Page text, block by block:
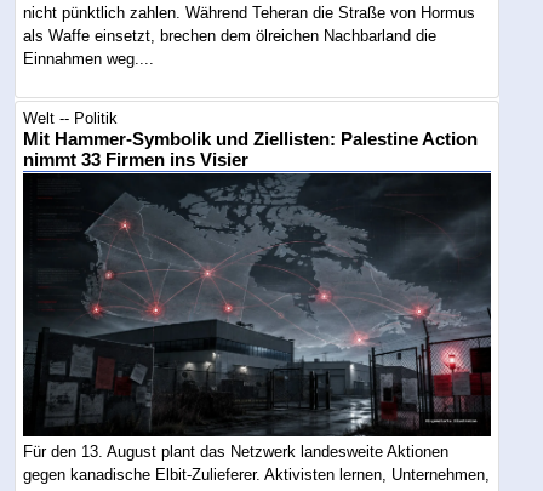
nicht pünktlich zahlen. Während Teheran die Straße von Hormus
als Waffe einsetzt, brechen dem ölreichen Nachbarland die
Einnahmen weg....
Welt -- Politik
Mit Hammer-Symbolik und Ziellisten: Palestine Action
nimmt 33 Firmen ins Visier
Für den 13. August plant das Netzwerk landesweite Aktionen
gegen kanadische Elbit-Zulieferer. Aktivisten lernen, Unternehmen,